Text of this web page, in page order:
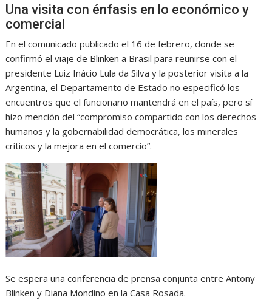
Una visita con énfasis en lo económico y
comercial
En el comunicado publicado el 16 de febrero, donde se
confirmó el viaje de Blinken a Brasil para reunirse con el
presidente Luiz Inácio Lula da Silva y la posterior visita a la
Argentina, el Departamento de Estado no especificó los
encuentros que el funcionario mantendrá en el país, pero sí
hizo mención del “compromiso compartido con los derechos
humanos y la gobernabilidad democrática, los minerales
críticos y la mejora en el comercio”.
Se espera una conferencia de prensa conjunta entre Antony
Blinken y Diana Mondino en la Casa Rosada.